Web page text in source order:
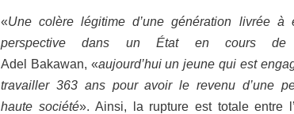
«Une colère légitime d’une génération livrée à
perspective dans un État en cours de
Adel Bakawan, «aujourd’hui un jeune qui est
travailler 363 ans pour avoir le revenu d’une
haute société». Ainsi, la rupture est totale entre